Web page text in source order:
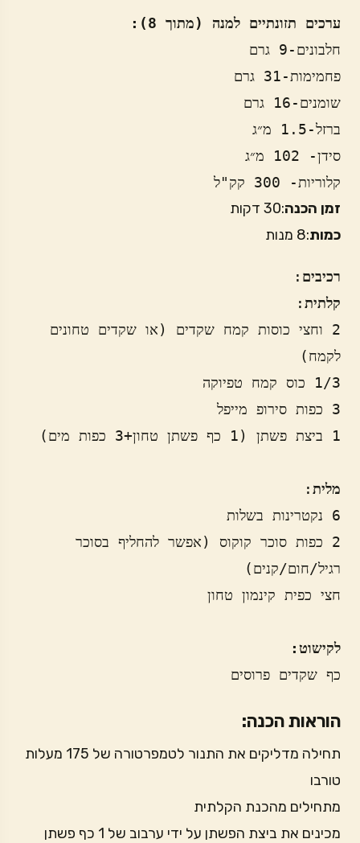
ערכים תזונתיים למנה (מתוך 8):
חלבונים-9 גרם
פחמימות-31 גרם
שומנים-16 גרם
ברזל-1.5 מ״ג
סידן- 102 מ״ג
קלוריות- 300 קק"ל
זמן הכנה:30 דקות
כמות:8 מנות
רכיבים :
קלתית
מלית
לקישוט:
כף שקדים פרוסים
הוראות הכנה:
תחילה מדליקים את התנור לטמפרטורה של 175 מעלות
טורבו
מתחילים מהכנת הקלתית
מכינים את ביצת הפשתן על ידי ערבוב של 1 כף פשתן